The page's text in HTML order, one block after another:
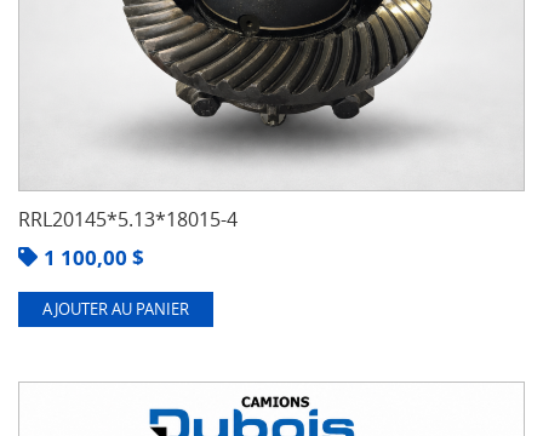
RRL20145*5.13*18015-4
1 100,00 $
AJOUTER AU PANIER